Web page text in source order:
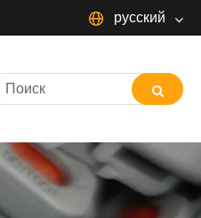
русский